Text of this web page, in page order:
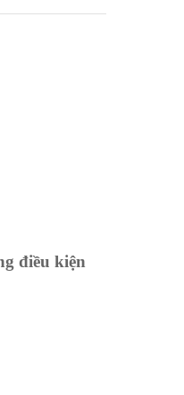
điều kiện